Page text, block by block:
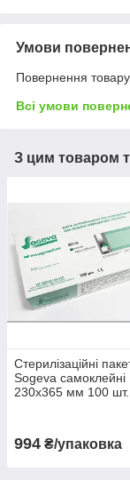
Умови
Повернення
Всі умови
З цим товаром
Стерилізаційні
Sogeva самоклейні
230х365 мм 100 шт.
994 ₴/упаковка